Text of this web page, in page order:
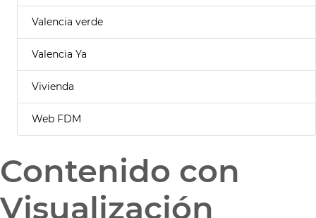
Valencia verde
Valencia Ya
Vivienda
Web FDM
Contenido con
Visualización